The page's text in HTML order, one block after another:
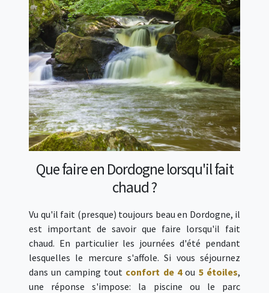
Que faire en Dordogne lorsqu'il fait
chaud ?
Vu qu'il fait (presque) toujours beau en Dordogne, il
est important de savoir que faire lorsqu'il fait
chaud. En particulier les journées d'été pendant
lesquelles le mercure s'affole. Si vous séjournez
dans un camping tout confort de 4ou 5 étoiles,
une réponse s'impose: la piscine ou le parc